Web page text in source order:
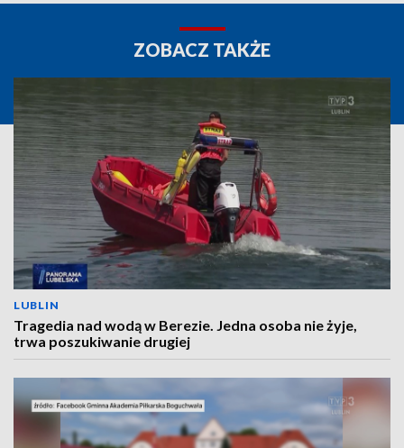
ZOBACZ TAKŻE
LUBLIN
Tragedia nad wodą w Berezie. Jedna osoba nie żyje,
trwa poszukiwanie drugiej